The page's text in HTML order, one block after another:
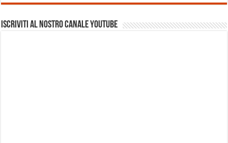
Iscriviti al nostro Canale Youtube